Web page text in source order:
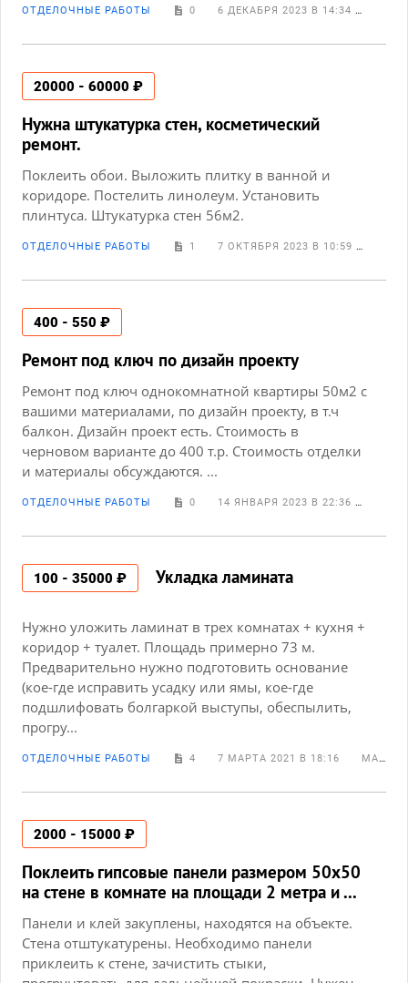
ОТДЕЛОЧНЫЕ РАБОТЫ 0 6 ДЕКАБРЯ 2023 В 14:34
20000 - 60000 ₽
Нужна штукатурка стен, косметический
ремонт.
Поклеить обои. Выложить плитку в ванной и
коридоре. Постелить линолеум. Установить
плинтуса. Штукатурка стен 56м2.
ОТДЕЛОЧНЫЕ РАБОТЫ 1 7 ОКТЯБРЯ 2023 В 10:59
400 - 550 ₽
Ремонт под ключ по дизайн проекту
Ремонт под ключ однокомнатной квартиры 50м2 с
вашими материалами, по дизайн проекту, в т.ч
балкон. Дизайн проект есть. Стоимость в
черновом варианте до 400 т.р. Стоимость отделки
и материалы обсуждаются. ...
ОТДЕЛОЧНЫЕ РАБОТЫ 0 14 ЯНВАРЯ 2023 В 22:36
100 - 35000 ₽ Укладка ламината
Нужно уложить ламинат в трех комнатах + кухня +
коридор + туалет. Площадь примерно 73 м.
Предварительно нужно подготовить основание
(кое-где исправить усадку или ямы, кое-где
подшлифовать болгаркой выступы, обеспылить,
прогру...
ОТДЕЛОЧНЫЕ РАБОТЫ 4 7 МАРТА 2021 В 18:16 МАРИЯ МE
2000 - 15000 ₽
Поклеить гипсовые панели размером 50х50
на стене в комнате на площади 2 метра и ...
Панели и клей закуплены, находятся на объекте.
Стена отштукатурены. Необходимо панели
приклеить к стене, зачистить стыки,